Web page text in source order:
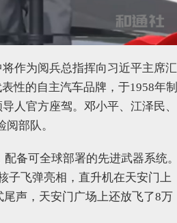
作为阅兵总指挥向习近平主席汇
性的自主汽车品牌，于1958年制
人官方座驾。邓小平、江泽民、
部队。
备可全球部署的先进武器系统。
子飞弹亮相，直升机在天安门上
声，天安门广场上还放飞了8万